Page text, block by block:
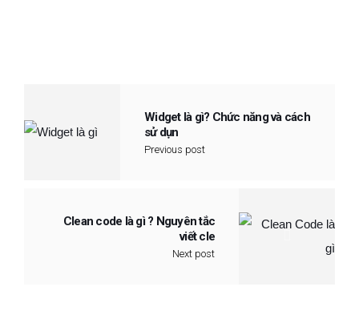
Widget là gì? Chức năng và cách
sử dụn
Previous post
Clean code là gì ? Nguyên tắc
viết cle
Next post